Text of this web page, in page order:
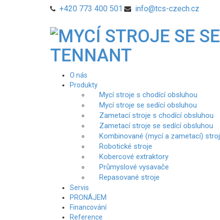
+420 773 400 501 info@tcs-czech.cz
O nás
Produkty
Mycí stroje s chodící obsluhou
Mycí stroje se sedící obsluhou
Zametací stroje s chodící obsluhou
Zametací stroje se sedící obsluhou
Kombinované (mycí a zametací)
Robotické stroje
Kobercové extraktory
Průmyslové vysavače
Repasované stroje
Servis
PRONÁJEM
Financování
Reference